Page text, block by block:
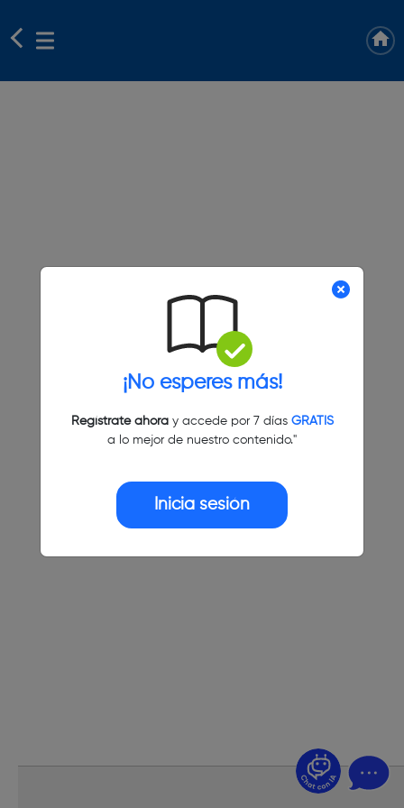
¡No esperes más!
Regístrate ahoray accede por 7 días GRATIS
a lo mejor de nuestro contenido."
Inicia sesión